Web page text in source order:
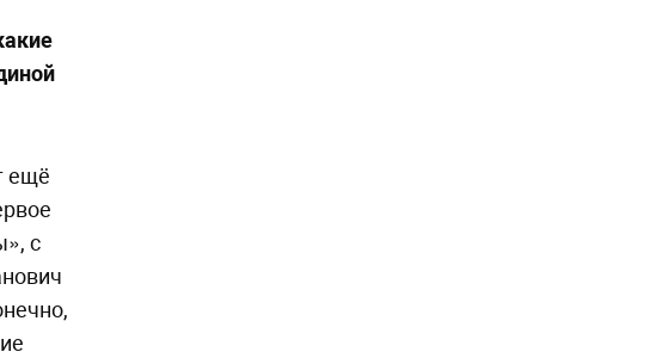
ещё
с